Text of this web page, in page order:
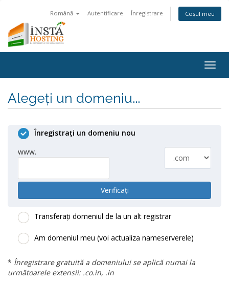
Română Autentificare Înregistrare Coșul meu
Alegeți un domeniu...
Înregistrați un domeniu nou
www.
Verificați
Transferați domeniul de la un alt registrar
Am domeniul meu (voi actualiza nameserverele)
* Înregistrare gratuită a domeniului se aplică numai la
următoarele extensii: .co.in, .in